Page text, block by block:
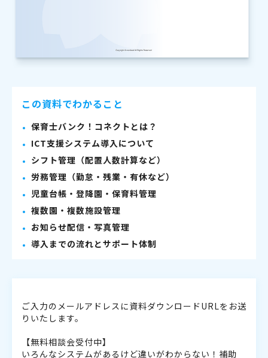
この資料でわかること
保育士バンク！コネクトとは？
ICT支援システム導入について
シフト管理（配置人数計算など）
労務管理（勤怠・残業・有休など）
児童台帳・登降園・保育料管理
複数園・複数施設管理
お知らせ配信・写真管理
導入までの流れとサポート体制
ご入力のメールアドレスに資料ダウンロードURLをお送
りいたします。
【無料相談会受付中】
いろんなシステムがあるけど違いがわからない！補助